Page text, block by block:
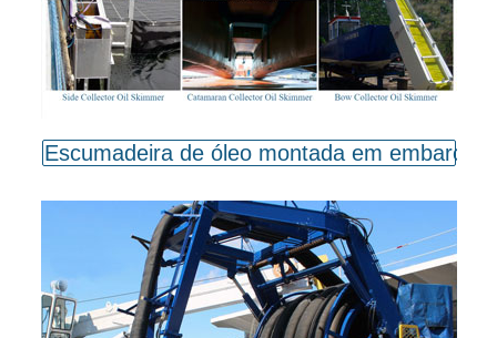
Escumadeira de óleo montada em